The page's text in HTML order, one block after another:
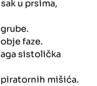
u prsima,
faze.
sistolička
mišića.